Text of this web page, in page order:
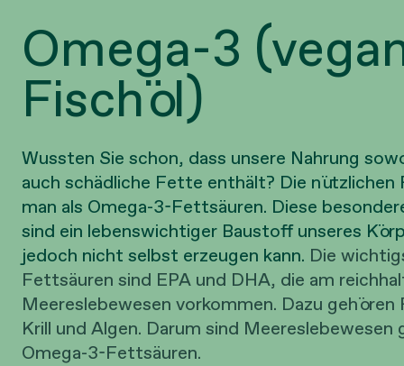
Omega-3
Fischöl)
Wussten Sie schon, dass unsere Nahrung
auch schädliche Fette enthält? Die
man als Omega-3-Fettsäuren. Diese
sind ein lebenswichtiger Baustoff unseres
jedoch nicht selbst erzeugen kann. Die
Fettsäuren sind EPA und DHA, die am
Meereslebewesen vorkommen. Dazu gehören
Krill und Algen. Darum sind Meereslebewesen
Omega-3-Fettsäuren.